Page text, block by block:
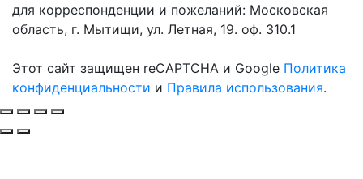
для корреспонденции и пожеланий: Московская
область, г. Мытищи, ул. Летная, 19. оф. 310.1
Этот сайт защищен reCAPTCHA и Google Политика
конфиденциальности и Правила использования.